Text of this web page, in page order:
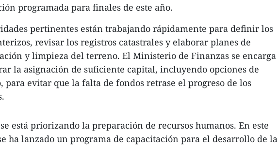
programada para finales de este año.
pertinentes están trabajando rápidamente para definir los
revisar los registros catastrales y elaborar planes de
y limpieza del terreno. El Ministerio de Finanzas se encarga
la asignación de suficiente capital, incluyendo opciones de
para evitar que la falta de fondos retrase el progreso de los
está priorizando la preparación de recursos humanos. En este
ha lanzado un programa de capacitación para el desarrollo de la